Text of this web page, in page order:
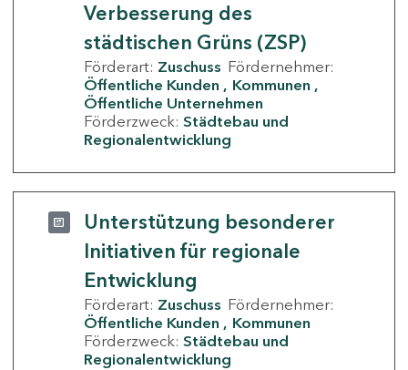
Verbesserung des
städtischen Grüns (ZSP)
Förderart: Zuschuss Fördernehmer:
Öffentliche Kunden
Kommunen
Öffentliche Unternehmen
Förderzweck: Städtebau und
Regionalentwicklung
Unterstützung besonderer
Initiativen für regionale
Entwicklung
Förderart: Zuschuss Fördernehmer:
Öffentliche Kunden
Kommunen
Förderzweck: Städtebau und
Regionalentwicklung